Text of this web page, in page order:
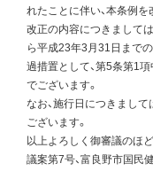
れたことに伴い、本条例
改正の内容につきまして
ら平成23年3月31日まで
過措置として、第5条第1
でございます。
なお、施行日につきまし
ございます。
以上よろしく御審議のほ
議案第7号、富良野市国民